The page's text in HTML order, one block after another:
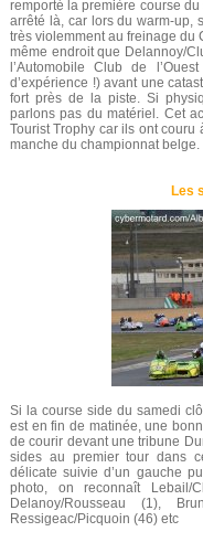
remporté la première course
arrêté là, car lors du warm-up,
très violemment au freinage
même endroit que Delannoy/
l’Automobile Club de
d’expérience !) avant une
fort près de la piste. Si
parlons pas du matériel. Cet
Tourist Trophy car ils ont
manche du championnat belge.
Les
Si la course side du samedi
est en fin de matinée, une
de courir devant une tribune
sides au premier tour dans
délicate suivie d’un gauche
photo, on reconnaît
Delanoy/Rousseau (1),
Ressigeac/Picquoin (46) etc